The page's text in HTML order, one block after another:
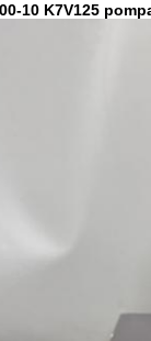
10 K7V125